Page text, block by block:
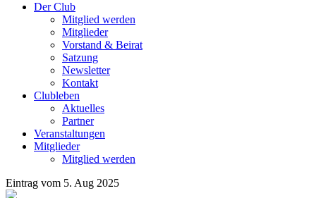
Der Club
Mitglied werden
Mitglieder
Vorstand & Beirat
Satzung
Newsletter
Kontakt
Clubleben
Aktuelles
Partner
Veranstaltungen
Mitglieder
Mitglied werden
Eintrag vom 5. Aug 2025